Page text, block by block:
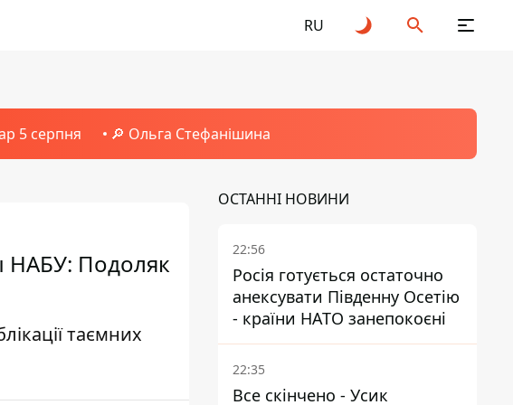
RU
5 серпня 🔎 Ольга Стефанішина
НАБУ: Подоляк
таємних
ОСТАННІ НОВИНИ
22:56
Росія готується остаточно
анексувати Південну Осетію
- країни НАТО занепокоєні
22:35
Все скінчено - Усик